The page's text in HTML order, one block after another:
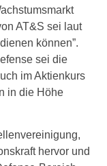
AT&S sei laut
können”.
sei die
im Aktienkurs
in die Höhe
hervor und